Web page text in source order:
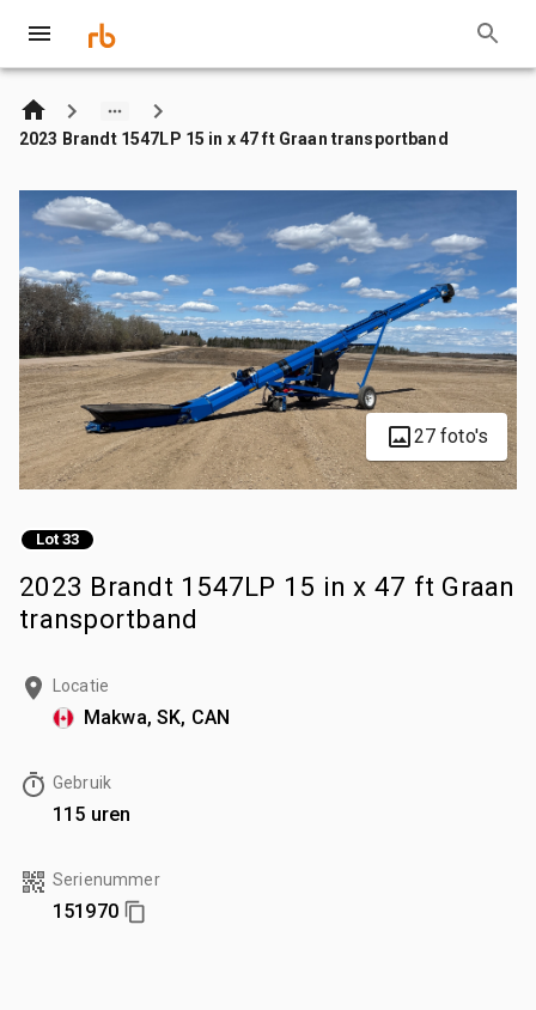
2023 Brandt 1547LP 15 in x 47 ft Graan transportband
27 foto's
Lot 33
2023 Brandt 1547LP 15 in x 47 ft Graan
transportband
Locatie
Makwa, SK, CAN
Gebruik
115 uren
Serienummer
151970